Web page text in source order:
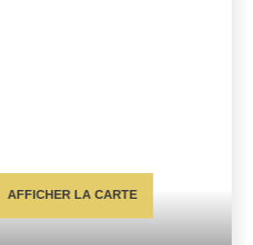
AFFICHER LA CARTE